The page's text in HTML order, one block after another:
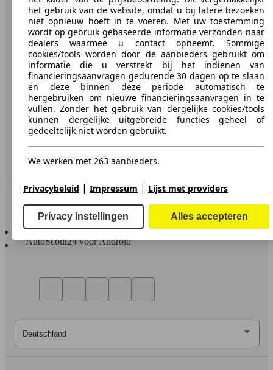
Pers
Disclaimer
Wettelijke rechten
Privacy
Media
Toegankelijkheidsverklaring
Service
Dealerrubriek
In contact te blijven
AutoScout24 voor iOS
AutoScout24 voor Android
het gebruik van de website, omdat u bij latere bezoeken
niet opnieuw hoeft in te voeren. Met uw toestemming
wordt op gebruik gebaseerde informatie verzonden naar
dealers waarmee u contact opneemt. Sommige
cookies/tools worden door de aanbieders gebruikt om
informatie die u verstrekt bij het indienen van
financieringsaanvragen gedurende 30 dagen op te slaan
en deze binnen deze periode automatisch te
hergebruiken om nieuwe financieringsaanvragen in te
vullen. Zonder het gebruik van dergelijke cookies/tools
kunnen dergelijke uitgebreide functies geheel of
gedeeltelijk niet worden gebruikt.
We werken met 263 aanbieders.
Privacybeleid | Impressum | Lijst met providers
Privacy instellingen Alles accepteren